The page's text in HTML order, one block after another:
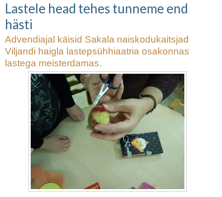
Lastele head tehes tunneme end
hästi
Advendiajal käisid Sakala naiskodukaitsjad
Viljandi haigla lastepsühhiaatria osakonnas
lastega meisterdamas.